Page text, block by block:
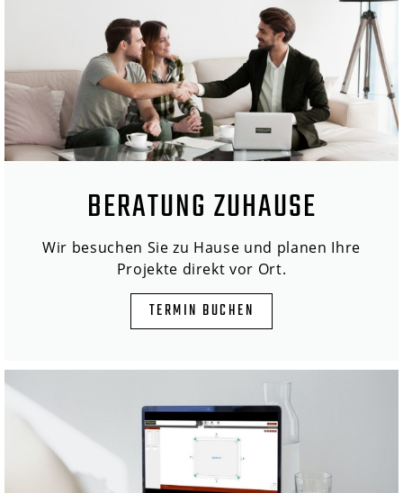
BERATUNG ZUHAUSE
Wir besuchen Sie zu Hause und planen Ihre
Projekte direkt vor Ort.
TERMIN BUCHEN